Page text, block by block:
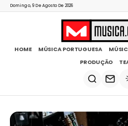
Domingo, 9 De Agosto De 2026
HOME MÚSICA PORTUGUESA
PRODUÇÃO